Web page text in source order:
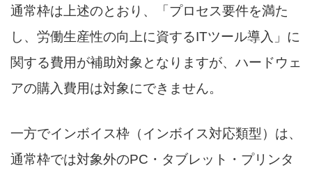
通常枠は上述のとおり、「プロセス要件を満た
し、労働生産性の向上に資するITツール導入」に
関する費用が補助対象となりますが、ハードウェ
アの購入費用は対象にできません。
一方でインボイス枠（インボイス対応類型）は、
通常枠では対象外のPC・タブレット・プリンタ